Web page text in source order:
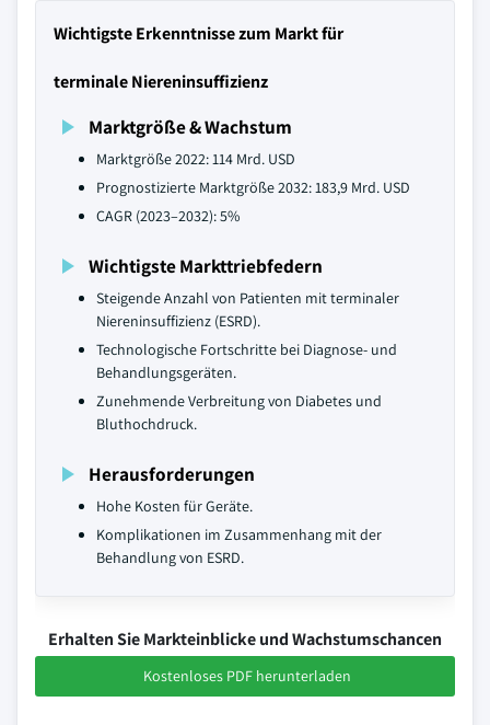
Wichtigste Erkenntnisse zum Markt für
terminale Niereninsuffizienz
Marktgröße & Wachstum
Marktgröße 2022: 114 Mrd. USD
Prognostizierte Marktgröße 2032: 183,9 Mrd. USD
CAGR (2023–2032): 5%
Wichtigste Markttriebfedern
Steigende Anzahl von Patienten mit terminaler
Niereninsuffizienz (ESRD).
Technologische Fortschritte bei Diagnose- und
Behandlungsgeräten.
Zunehmende Verbreitung von Diabetes und
Bluthochdruck.
Herausforderungen
Hohe Kosten für Geräte.
Komplikationen im Zusammenhang mit der
Behandlung von ESRD.
Erhalten Sie Markteinblicke und Wachstumschancen
Kostenloses PDF herunterladen